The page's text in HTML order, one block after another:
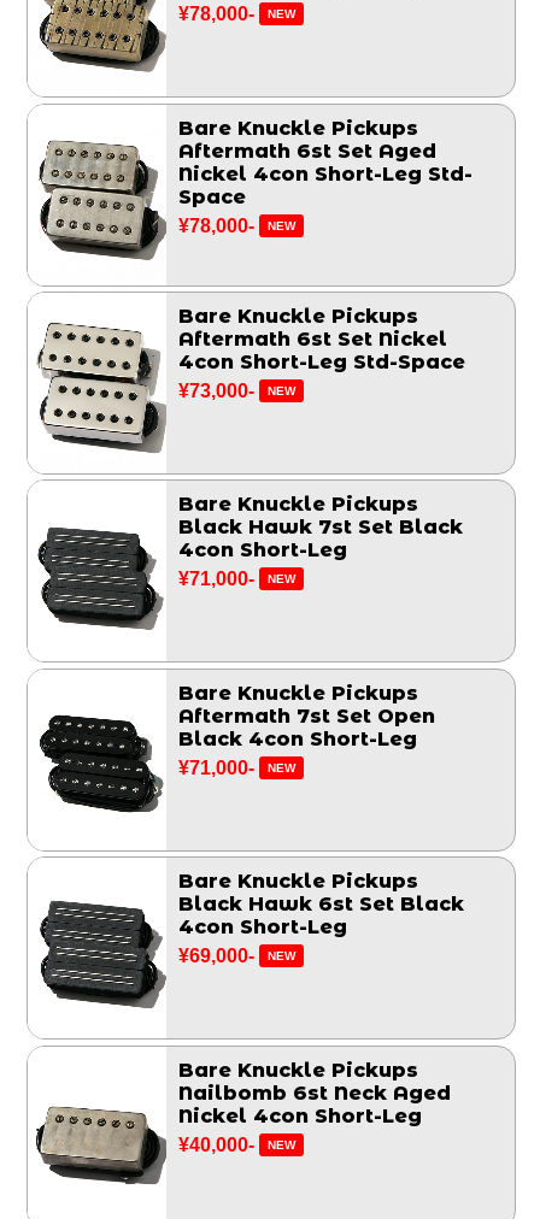
¥78,000- NEW
Bare Knuckle Pickups
Aftermath 6st Set Aged
Nickel 4con Short-Leg Std-
Space
¥78,000- NEW
Bare Knuckle Pickups
Aftermath 6st Set Nickel
4con Short-Leg Std-Space
¥73,000- NEW
Bare Knuckle Pickups
Black Hawk 7st Set Black
4con Short-Leg
¥71,000- NEW
Bare Knuckle Pickups
Aftermath 7st Set Open
Black 4con Short-Leg
¥71,000- NEW
Bare Knuckle Pickups
Black Hawk 6st Set Black
4con Short-Leg
¥69,000- NEW
Bare Knuckle Pickups
Nailbomb 6st Neck Aged
Nickel 4con Short-Leg
¥40,000- NEW